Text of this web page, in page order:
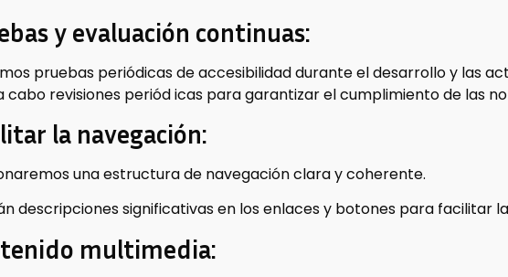
y evaluación continuas:
pruebas periódicas de accesibilidad durante el desarrollo y las
cabo revisiones periód icas para garantizar el cumplimiento de las
la navegación:
una estructura de navegación clara y coherente.
descripciones significativas en los enlaces y botones para facilitar
multimedia: